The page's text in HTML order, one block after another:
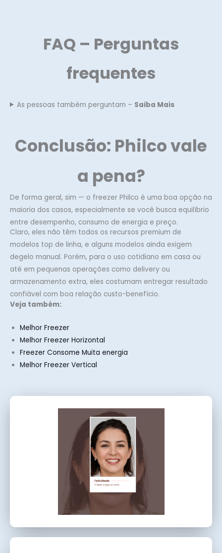
FAQ – Perguntas
frequentes
As pessoas também perguntam – Saiba Mais
Conclusão: Philco vale
a pena?
De forma geral, sim — o freezer Philco é uma boa opção na
maioria dos casos, especialmente se você busca equilíbrio
entre desempenho, consumo de energia e preço.
Claro, eles não têm todos os recursos premium de
modelos top de linha, e alguns modelos ainda exigem
degelo manual. Porém, para o uso cotidiano em casa ou
até em pequenas operações como delivery ou
armazenamento extra, eles costumam entregar resultado
confiável com boa relação custo-benefício.
Veja também:
Melhor Freezer
Melhor Freezer Horizontal
Freezer Consome Muita energia
Melhor Freezer Vertical